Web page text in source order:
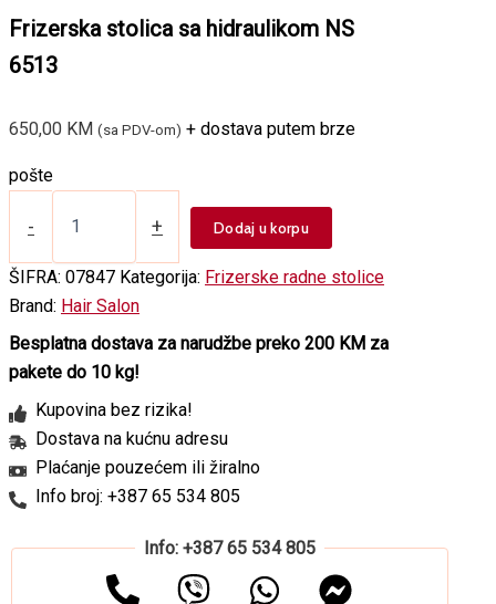
Frizerska stolica sa hidraulikom NS
6513
650,00 KM (sa PDV-om) + dostava putem brze
pošte
-
hidraulikom
NS
6513
količina
+ Dodaj u korpu
ŠIFRA: 07847 Kategorija: Frizerske radne stolice
Brand: Hair Salon
Besplatna dostava za narudžbe preko 200 KM za
pakete do 10 kg!
Kupovina bez rizika!
Dostava na kućnu adresu
Plaćanje pouzećem ili žiralno
Info broj: +387 65 534 805
Info: +387 65 534 805